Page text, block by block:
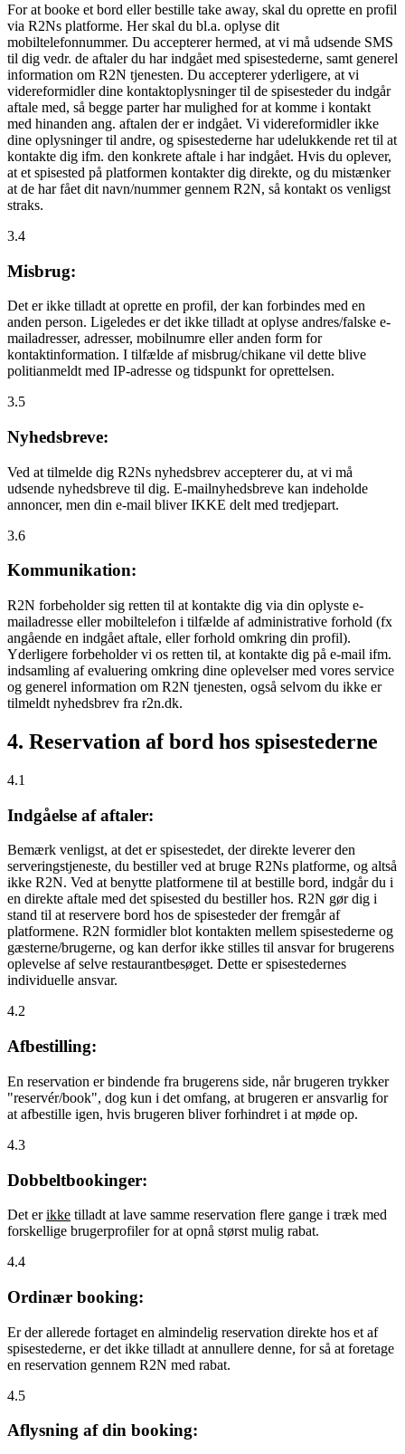
For at booke et bord eller bestille take away, skal du oprette en profil
via R2Ns platforme. Her skal du bl.a. oplyse dit
mobiltelefonnummer. Du accepterer hermed, at vi må udsende SMS
til dig vedr. de aftaler du har indgået med spisestederne, samt generel
information om R2N tjenesten. Du accepterer yderligere, at vi
videreformidler dine kontaktoplysninger til de spisesteder du indgår
aftale med, så begge parter har mulighed for at komme i kontakt
med hinanden ang. aftalen der er indgået. Vi videreformidler ikke
dine oplysninger til andre, og spisestederne har udelukkende ret til at
kontakte dig ifm. den konkrete aftale i har indgået. Hvis du oplever,
at et spisested på platformen kontakter dig direkte, og du mistænker
at de har fået dit navn/nummer gennem R2N, så kontakt os venligst
straks.
3.4
Misbrug:
Det er ikke tilladt at oprette en profil, der kan forbindes med en
anden person. Ligeledes er det ikke tilladt at oplyse andres/falske e-
mailadresser, adresser, mobilnumre eller anden form for
kontaktinformation. I tilfælde af misbrug/chikane vil dette blive
politianmeldt med IP-adresse og tidspunkt for oprettelsen.
3.5
Nyhedsbreve:
Ved at tilmelde dig R2Ns nyhedsbrev accepterer du, at vi må
udsende nyhedsbreve til dig. E-mailnyhedsbreve kan indeholde
annoncer, men din e-mail bliver IKKE delt med tredjepart.
3.6
Kommunikation:
R2N forbeholder sig retten til at kontakte dig via din oplyste e-
mailadresse eller mobiltelefon i tilfælde af administrative forhold (fx
angående en indgået aftale, eller forhold omkring din profil).
Yderligere forbeholder vi os retten til, at kontakte dig på e-mail ifm.
indsamling af evaluering omkring dine oplevelser med vores service
og generel information om R2N tjenesten, også selvom du ikke er
tilmeldt nyhedsbrev fra r2n.dk.
4. Reservation af bord hos spisestederne
4.1
Indgåelse af aftaler:
Bemærk venligst, at det er spisestedet, der direkte leverer den
serveringstjeneste, du bestiller ved at bruge R2Ns platforme, og altså
ikke R2N. Ved at benytte platformene til at bestille bord, indgår du i
en direkte aftale med det spisested du bestiller hos. R2N gør dig i
stand til at reservere bord hos de spisesteder der fremgår af
platformene. R2N formidler blot kontakten mellem spisestederne og
gæsterne/brugerne, og kan derfor ikke stilles til ansvar for brugerens
oplevelse af selve restaurantbesøget. Dette er spisestedernes
individuelle ansvar.
4.2
Afbestilling:
En reservation er bindende fra brugerens side, når brugeren trykker
"reservér/book", dog kun i det omfang, at brugeren er ansvarlig for
at afbestille igen, hvis brugeren bliver forhindret i at møde op.
4.3
Dobbeltbookinger:
Det erikke tilladt at lave samme reservation flere gange i træk med
forskellige brugerprofiler for at opnå størst mulig rabat.
4.4
Ordinær booking:
Er der allerede fortaget en almindelig reservation direkte hos et af
spisestederne, er det ikke tilladt at annullere denne, for så at foretage
en reservation gennem R2N med rabat.
4.5
Aflysning af din booking: